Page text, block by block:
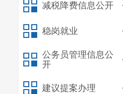
减税降费信息公开
稳岗就业
公务员管理信息公
开
建议提案办理